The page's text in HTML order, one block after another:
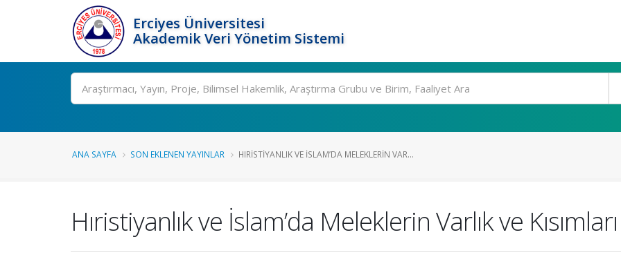
Erciyes Üniversitesi
Akademik Veri Yönetim Sistemi
Ara
ANA SAYFA SON EKLENEN YAYINLAR HIRISTIYANLIK VE İSLAM’DA MELEKLERIN VAR...
Hıristiyanlık ve İslam’da Meleklerin Varlık ve Kısımları